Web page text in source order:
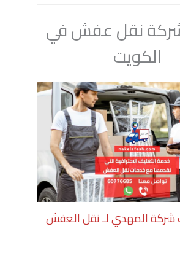
نقل عفش في
الكويت
شركة المهدي لـ نقل العفش